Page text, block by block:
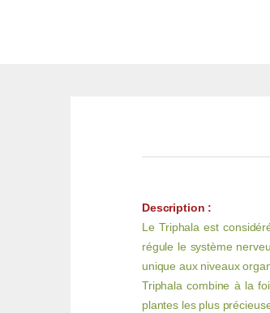
Description :
Le Triphala est
régule le système
unique aux niveaux
Triphala combine à la
plantes les plus